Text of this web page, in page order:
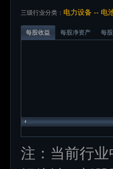
三级行业分类： 电力设备 -- 电
每股收益 每股净资产 每
注：当前行